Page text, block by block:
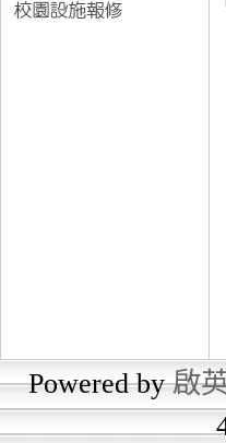
Powered by啟